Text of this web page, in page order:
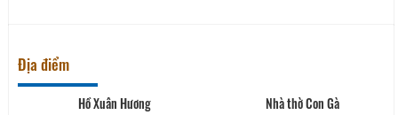
Địa điểm
Hồ Xuân Hương Nhà thờ Con Gà